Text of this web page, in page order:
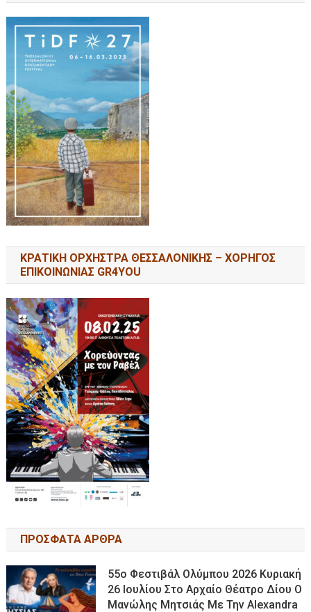
ΚΡΑΤΙΚΗ ΟΡΧΗΣΤΡΑ ΘΕΣΣΑΛΟΝΙΚΗΣ – ΧΟΡΗΓΟΣ
ΕΠΙΚΟΙΝΩΝΙΑΣ GR4YOU
ΠΡΟΣΦΑΤΑ ΑΡΘΡΑ
55ο Φεστιβάλ Ολύμπου 2026 Κυριακή
26 Ιουλίου Στο Αρχαίο Θέατρο Δίου Ο
Μανώλης Μητσιάς Με Την Alexandra